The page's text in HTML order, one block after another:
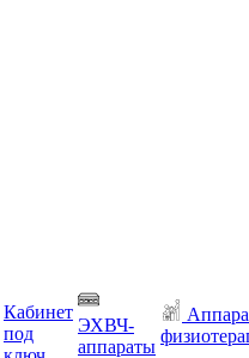
Кабинет
под
ЭХВЧ-
аппараты